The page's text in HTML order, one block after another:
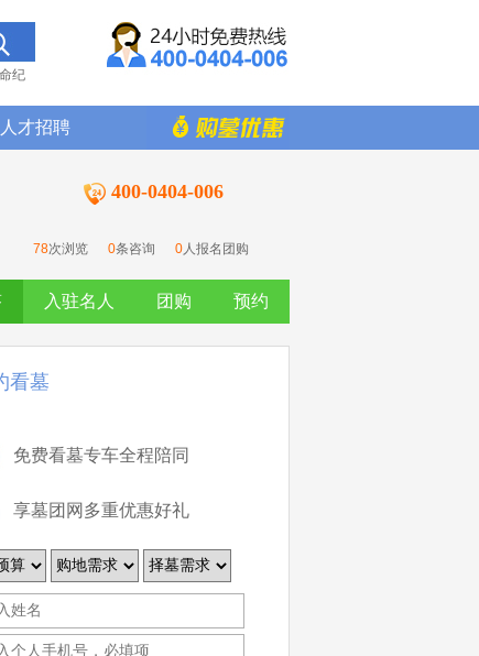
纪
人才招聘
400-0404-006
78次浏览 0条咨询 0人报名团购
入驻名人 团购 预约
看墓
免费看墓专车全程陪同
享墓团网多重优惠好礼